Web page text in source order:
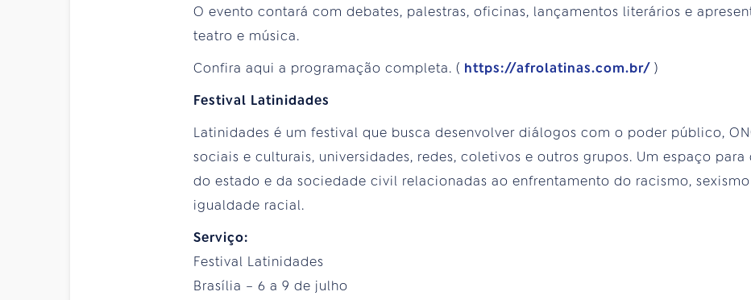
O evento contará com debates, palestras, oficinas, lançamentos literários e
teatro e música.
Confira aqui a programação completa. ( https://afrolatinas.com.br/ )
Festival Latinidades
Latinidades é um festival que busca desenvolver diálogos com o poder público,
sociais e culturais, universidades, redes, coletivos e outros grupos. Um espaço
do estado e da sociedade civil relacionadas ao enfrentamento do racismo,
igualdade racial.
Serviço:
Festival Latinidades
Brasília – 6 a 9 de julho